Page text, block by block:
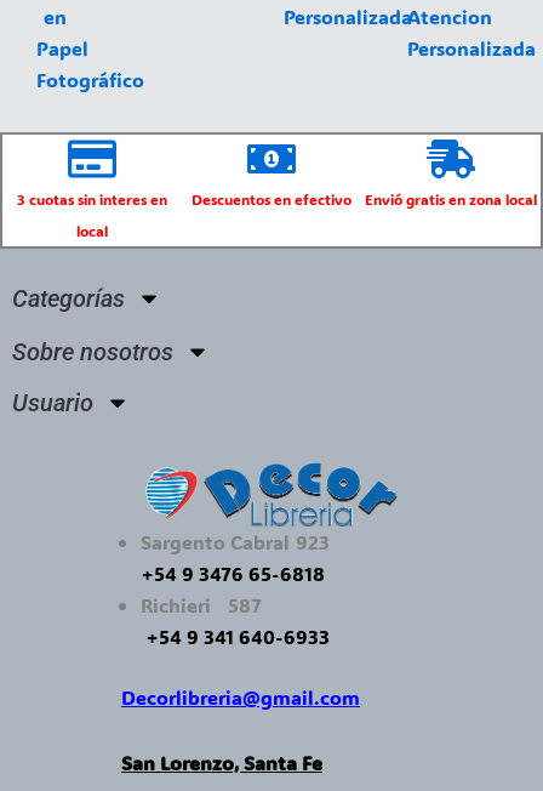
en
Papel
Fotográfico
PersonalizadaAtencion
Personalizada
3 cuotas sin interes en
local
Descuentos en efectivo Envió gratis en zona local
Categorías
Sobre nosotros
Usuario
Sargento Cabral 923
+54 9 3476 65-6818
Richieri 587
+54 9 341 640-6933
Decorlibreria@gmail.com
San Lorenzo, Santa Fe